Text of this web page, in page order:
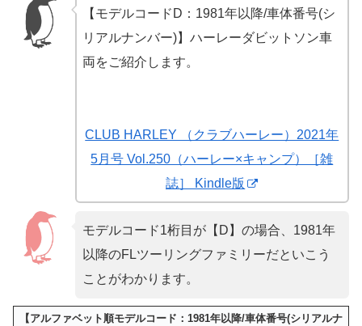
【モデルコードD：1981年以降/車体番号(シ
リアルナンバー)】ハーレーダビットソン車
両をご紹介します。
CLUB HARLEY （クラブハーレー）2021年
5月号 Vol.250（ハーレー×キャンプ）［雑
誌］ Kindle版
モデルコード1桁目が【D】の場合、1981年
以降のFLツーリングファミリーだといこう
ことがわかります。
【アルファベット順モデルコード：1981年以降/車体番号(シリアルナ